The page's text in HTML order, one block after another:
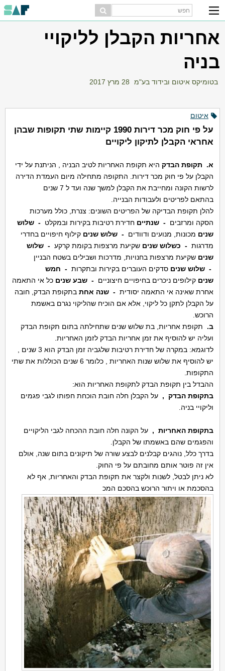
אחריות הקבלן לליקויי
בניה
בטומיקס איטום ובידוד בע"מ 28 מרץ 2017
איטום
על פי חוק מכר דירות 1990 קיימות שתי תקופות שבהן
אחראי הקבלן לתיקון ליקויים
א. תקופת הבדק היא תקופת האחריות לטיב הבניה , הניתנת על ידי
הקבלן על פי חוק מכר דירות. התקופה מתחילה מיום העמדת הדירה
לרשות הקונה ומחייבת את הקבלן למשך שנה ועד ל 7 שנים
בהתאם לפריטים ולעבודות הבנייה.
להלן תקופת הבדיקה של הפריטים השונים: צנרת, כולל מערכות
הסקה ומרזבים - שנתיים חדירת רטיבות בקירות ובמקלט - שלוש
שנים מכונות, מנועים ודוודים - שלוש שנים קילוף חיפויים בחדרי
מדרגות - כשלוש שנים שקיעת מרצפות בקומת קרקע - שלוש
שנים שקיעת מרצפות בחנויות, מדרכות ושבילים בשטח הבניין
- שלוש שנים סדקים העוברים בקירות ובתקרות - חמש
שנים קילופים ניכרים בחיפויים חיצוניים - שבע שנים כל אי התאמה
אחרת שאינה אי התאמה יסודית - שנה אחת בתקופת הבדק, חובה
על הקבלן לתקן כל ליקוי, אלא אם הוכיח שהליקוי נגרם באשמת
הרוכש.
ב. תקופת אחריות, בת שלוש שנים שתחילתה בתום תקופת הבדק
ועליה יש להוסיף את זמן אחריות הבדק לזמן האחריות.
לדוגמא: במקרה של חדירת רטיבות שלגביה זמן הבדק הוא 3 שנים ,
יש להוסיף את שלוש שנות האחריות , כלומר 6 שנים הכוללות את שתי
התקופות.
ההבדל בין תקופת הבדק לתקופת האחריות הוא:
בתקופת הבדק , על הקבלן חלה חובת הוכחת חפותו לגבי פגמים
וליקויי בניה.
בתקופת האחריות , על הקונה חלה חובת ההכחה לגבי הליקויים
והפגמים שהם באשמתו של הקבלן.
בדרך כלל, נוהגים קבלנים לבצע שורה של תיקונים בתום שנה, אולם
אין זה פוטר אותם מחובתם על פי החוק.
לא ניתן לבטל, לשנות ולקצר את תקופת הבדק והאחריות, אף לא
בהסכמת או ויתור הרוכש בהסכם המכ